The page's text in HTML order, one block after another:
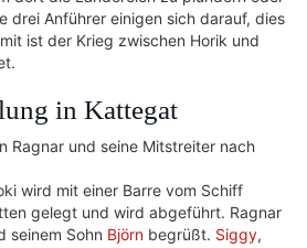
drei Anführer einigen sich darauf, dies
ist der Krieg zwischen Horik und
in Kattegat
Ragnar und seine Mitstreiter nach
wird mit einer Barre vom Schiff
gelegt und wird abgeführt. Ragnar
seinem Sohn Björn begrüßt. Siggy,